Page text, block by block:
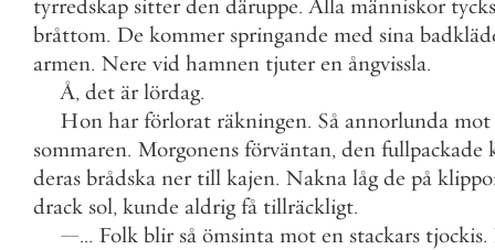
tyrredskap sitter den däruppe. Alla människor tycks
bråttom. De kommer springande med sina
armen. Nere vid hamnen tjuter en ångvissla.
Å, det är lördag.
Hon har förlorat räkningen. Så annorlunda mot
sommaren. Morgonens förväntan, den fullpackade
deras brådska ner till kajen. Nakna låg de på
drack sol, kunde aldrig få tillräckligt.
—... Folk blir så ömsinta mot en stackars tjockis.